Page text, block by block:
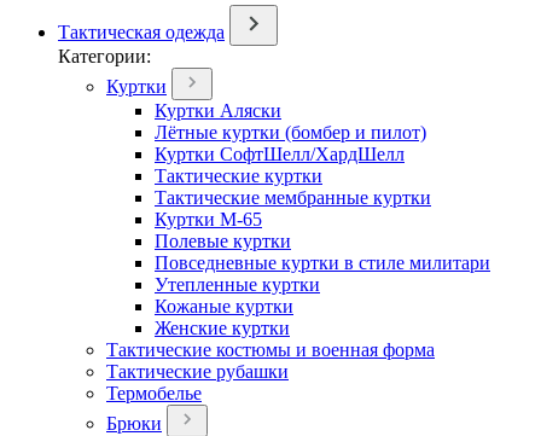
Тактическая одежда
Категории:
Куртки
Куртки Аляски
Лётные куртки (бомбер и пилот)
Куртки СофтШелл/ХардШелл
Тактические куртки
Тактические мембранные куртки
Куртки М-65
Полевые куртки
Повседневные куртки в стиле милитари
Утепленные куртки
Кожаные куртки
Женские куртки
Тактические костюмы и военная форма
Тактические рубашки
Термобелье
Брюки